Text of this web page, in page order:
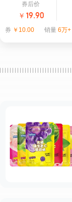
券后价
￥ 19.90
券 ￥10.00 销量 6万+